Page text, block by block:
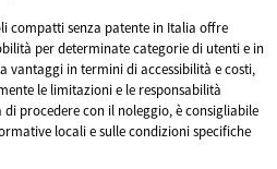
compatti senza patente in Italia offre
per determinate categorie di utenti e in
vantaggi in termini di accessibilità e costi,
le limitazioni e le responsabilità
procedere con il noleggio, è consigliabile
locali e sulle condizioni specifiche